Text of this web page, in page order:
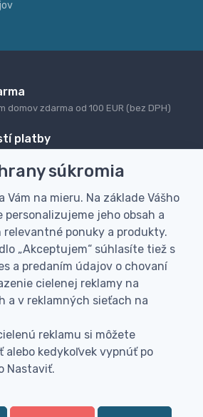
domov zdarma od 100 EUR (bez DPH)
platby
originálny darček
z ktorého Vám pomôžeme vybrať
súkromia
Vám na mieru. Na základe Vášho
personalizujeme jeho obsah a
relevantné ponuky a produkty.
„Akceptujem“ súhlasíte tiež s
a predaním údajov o chovaní
cielenej reklamy na
a v reklamných sieťach na
reklamu si môžete
alebo kedykoľvek vypnúť po
Nastaviť.